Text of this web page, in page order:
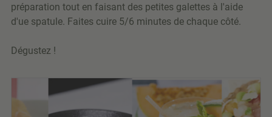
préparation tout en faisant des petites galettes à l'aide
d'ue spatule. Faites cuire 5/6 minutes de chaque côté.
Dégustez !